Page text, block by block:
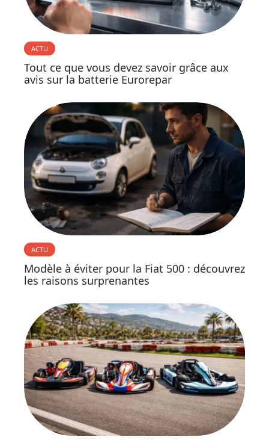
ACTU
Tout ce que vous devez savoir grâce aux
avis sur la batterie Eurorepar
ACTU
Modèle à éviter pour la Fiat 500 : découvrez
les raisons surprenantes